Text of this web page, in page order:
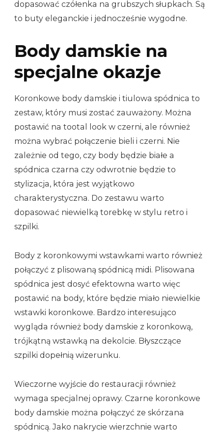
dopasować czółenka na grubszych słupkach. Są
to buty eleganckie i jednocześnie wygodne.
Body damskie na
specjalne okazje
Koronkowe body damskie i tiulowa spódnica to
zestaw, który musi zostać zauważony. Można
postawić na tootal look w czerni, ale również
można wybrać połączenie bieli i czerni. Nie
zależnie od tego, czy body będzie białe a
spódnica czarna czy odwrotnie będzie to
stylizacja, która jest wyjątkowo
charakterystyczna. Do zestawu warto
dopasować niewielką torebkę w stylu retro i
szpilki.
Body z koronkowymi wstawkami warto również
połączyć z plisowaną spódnicą midi. Plisowana
spódnica jest dosyć efektowna warto więc
postawić na body, które będzie miało niewielkie
wstawki koronkowe. Bardzo interesująco
wygląda również body damskie z koronkową,
trójkątną wstawką na dekolcie. Błyszczące
szpilki dopełnią wizerunku.
Wieczorne wyjście do restauracji również
wymaga specjalnej oprawy. Czarne koronkowe
body damskie można połączyć ze skórzana
spódnicą. Jako nakrycie wierzchnie warto